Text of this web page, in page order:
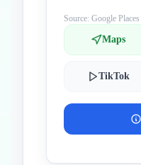
Source: Google Places
Maps
TikTok